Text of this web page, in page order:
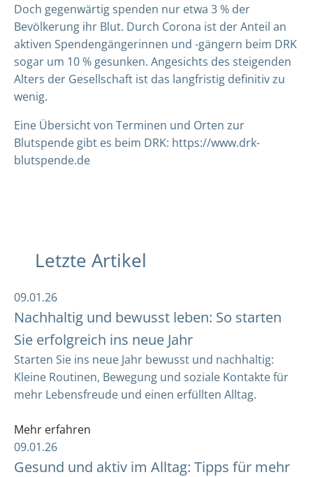
Doch gegenwärtig spenden nur etwa 3 % der
Bevölkerung ihr Blut. Durch Corona ist der Anteil an
aktiven Spendengängerinnen und -gängern beim DRK
sogar um 10 % gesunken. Angesichts des steigenden
Alters der Gesellschaft ist das langfristig definitiv zu
wenig.
Eine Übersicht von Terminen und Orten zur
Blutspende gibt es beim DRK: https://www.drk-
blutspende.de
Letzte Artikel
09.01.26
Nachhaltig und bewusst leben: So starten
Sie erfolgreich ins neue Jahr
Starten Sie ins neue Jahr bewusst und nachhaltig:
Kleine Routinen, Bewegung und soziale Kontakte für
mehr Lebensfreude und einen erfüllten Alltag.
Mehr erfahren
09.01.26
Gesund und aktiv im Alltag: Tipps für mehr